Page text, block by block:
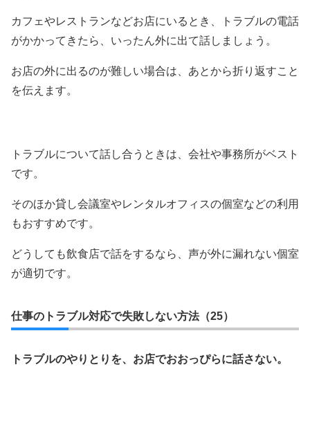
カフェやレストランなどお店にいるとき、トラブルの電話
がかかってきたら、いったん外に出て話しましょう。
お店の外に出るのが難しい場合は、あとから折り返すこと
を伝えます。
トラブルについて話し合うときは、会社や事務所がベスト
です。
そのほか貸し会議室やレンタルオフィスの個室などの利用
もおすすめです。
どうしても飲食店で話をするなら、声が外に漏れない個室
が適切です。
仕事のトラブル対応で失敗しない方法（25）
トラブルのやりとりを、お店でおおっぴらに話さない。